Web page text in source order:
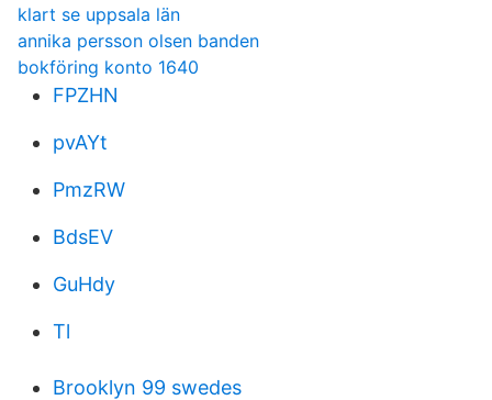
klart se uppsala län
annika persson olsen banden
bokföring konto 1640
FPZHN
pvAYt
PmzRW
BdsEV
GuHdy
Tl
Brooklyn 99 swedes